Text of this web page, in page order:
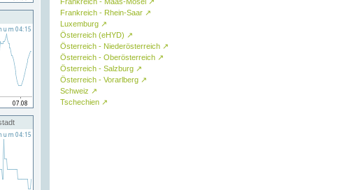
Frankreich - Rhein-Saar ↗
Luxemburg ↗
Österreich (eHYD) ↗
Österreich - Niederösterreich ↗
Österreich - Oberösterreich ↗
Österreich - Salzburg ↗
Österreich - Vorarlberg ↗
Schweiz ↗
Tschechien ↗